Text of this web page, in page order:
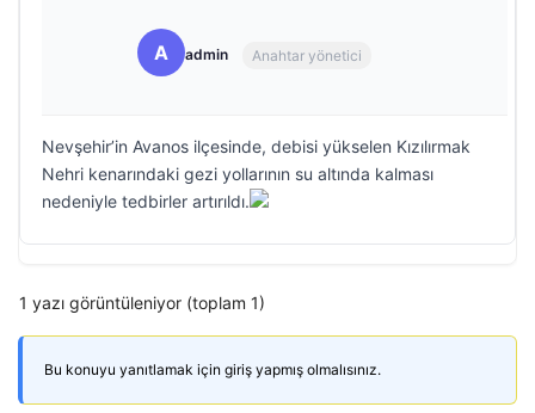
A admin Anahtar yönetici
Nevşehir’in Avanos ilçesinde, debisi yükselen Kızılırmak
Nehri kenarındaki gezi yollarının su altında kalması
nedeniyle tedbirler artırıldı.
1 yazı görüntüleniyor (toplam 1)
Bu konuyu yanıtlamak için giriş yapmış olmalısınız.